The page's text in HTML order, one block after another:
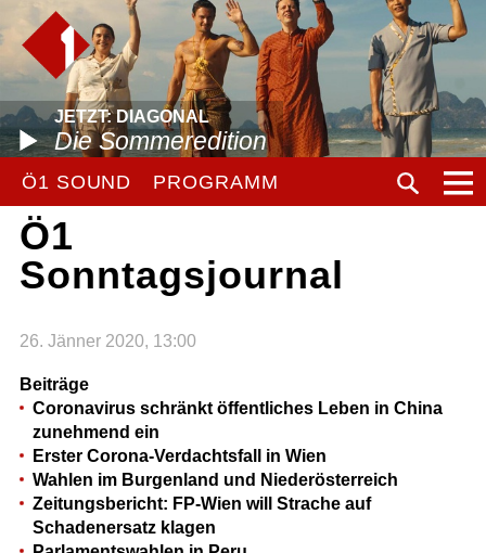
JETZT: DIAGONAL
Die Sommeredition
Ö1 SOUND PROGRAMM
Ö1
Sonntagsjournal
26. Jänner 2020, 13:00
Beiträge
Coronavirus schränkt öffentliches Leben in China
zunehmend ein
Erster Corona-Verdachtsfall in Wien
Wahlen im Burgenland und Niederösterreich
Zeitungsbericht: FP-Wien will Strache auf
Schadenersatz klagen